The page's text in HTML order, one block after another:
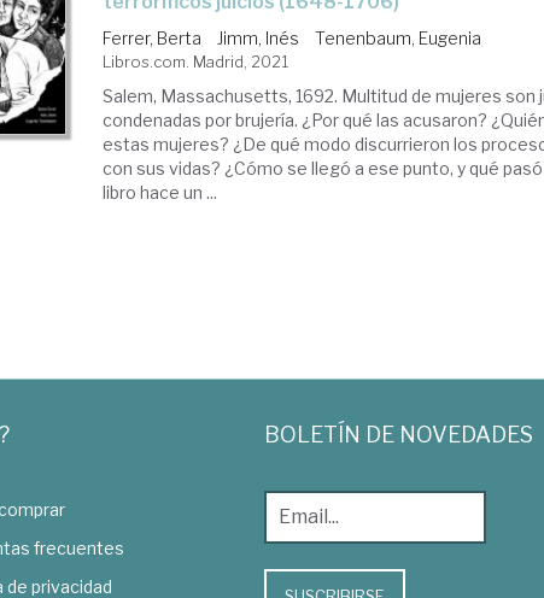
Ferrer, Berta Jimm, Inés Tenenbaum, Eugenia
Libros.com. Madrid, 2021
Salem, Massachusetts, 1692. Multitud de mujeres son
condenadas por brujería. ¿Por qué las acusaron?
estas mujeres? ¿De qué modo discurrieron los
con sus vidas? ¿Cómo se llegó a ese punto, y qué
libro hace un ...
frecuentes
de privacidad
BOLETÍN DE NOVEDADES